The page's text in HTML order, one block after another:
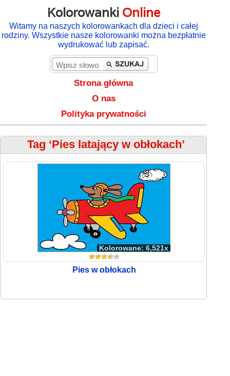
Kolorowanki Online
Witamy na naszych kolorowankach dla dzieci i całej
rodziny. Wszystkie nasze kolorowanki można bezpłatnie
wydrukować lub zapisać.
Strona główna
O nas
Polityka prywatności
Tag ‘Pies latający w obłokach’
Kolorowane: 6,521x
Pies w obłokach